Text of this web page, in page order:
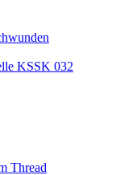
KSSK 032
Thread